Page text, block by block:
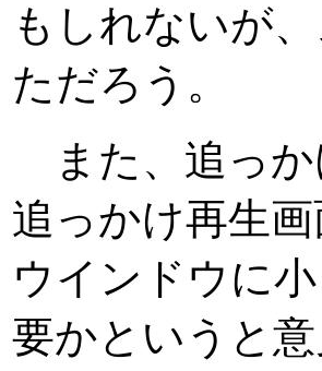
もしれないが
ただろう。
また、追っか
追っかけ再生
ウインドウに
要かというと